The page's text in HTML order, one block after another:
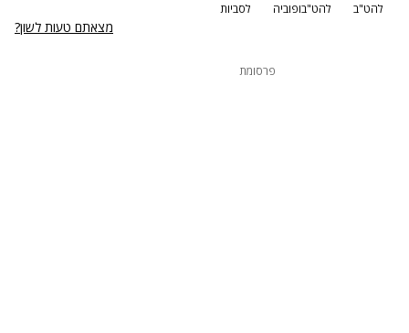
להט"ב
להט"בופוביה לסביות
מצאתם טעות לשון?
פרסומת